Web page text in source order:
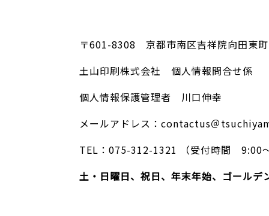
〒601-8308 京都市南区吉祥院向田東
土山印刷株式会社 個人情報問合せ係
個人情報保護管理者 川口伸幸
メールアドレス：contactus＠
TEL：075-312-1321 （受付時間 9:00
土・日曜日、祝日、年末年始、ゴールデ